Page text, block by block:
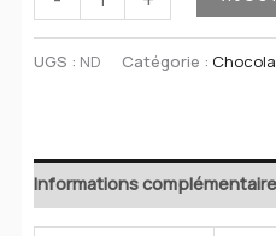
à
de
Boîte
UGS : ND Catégorie :
Informations